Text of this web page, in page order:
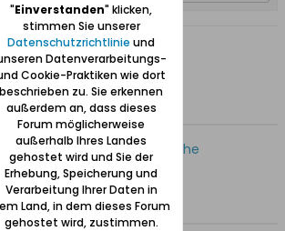
Hits0 Likes
24.02.2021, 11:32
in der katholischen Kirche
Hits0 Likes
09.09.2014, 22:34
"Einverstanden" klicken,
stimmen Sie unserer
Datenschutzrichtlinie und
Datenverarbeitungs-
Cookie-Praktiken wie dort
beschrieben zu. Sie erkennen
außerdem an, dass dieses
Forum möglicherweise
außerhalb Ihres Landes
gehostet wird und Sie der
Erhebung, Speicherung und
Verarbeitung Ihrer Daten in
Land, in dem dieses Forum
gehostet wird, zustimmen.